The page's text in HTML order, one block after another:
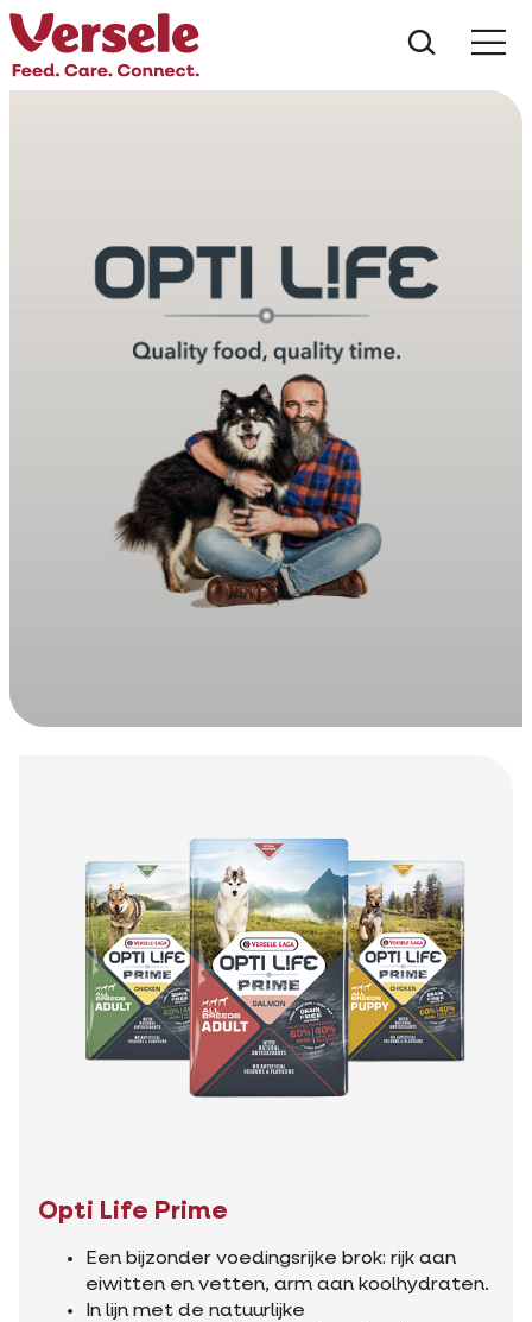
Opti Life Prime
Een bijzonder voedingsrijke brok: rijk aan
eiwitten en vetten, arm aan koolhydraten.
In lijn met de natuurlijke